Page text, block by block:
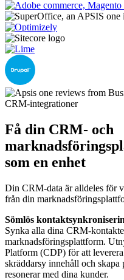
CRM-integrationer
Få din CRM- och
som en enhet
Din CRM-data är alldeles för
från din
Sömlös
Synka alla dina CRM-
marknadsföringsplattform.
Platform (CDP) för att
skräddarsy innehåll och skapa
resonerar med dina kunder.